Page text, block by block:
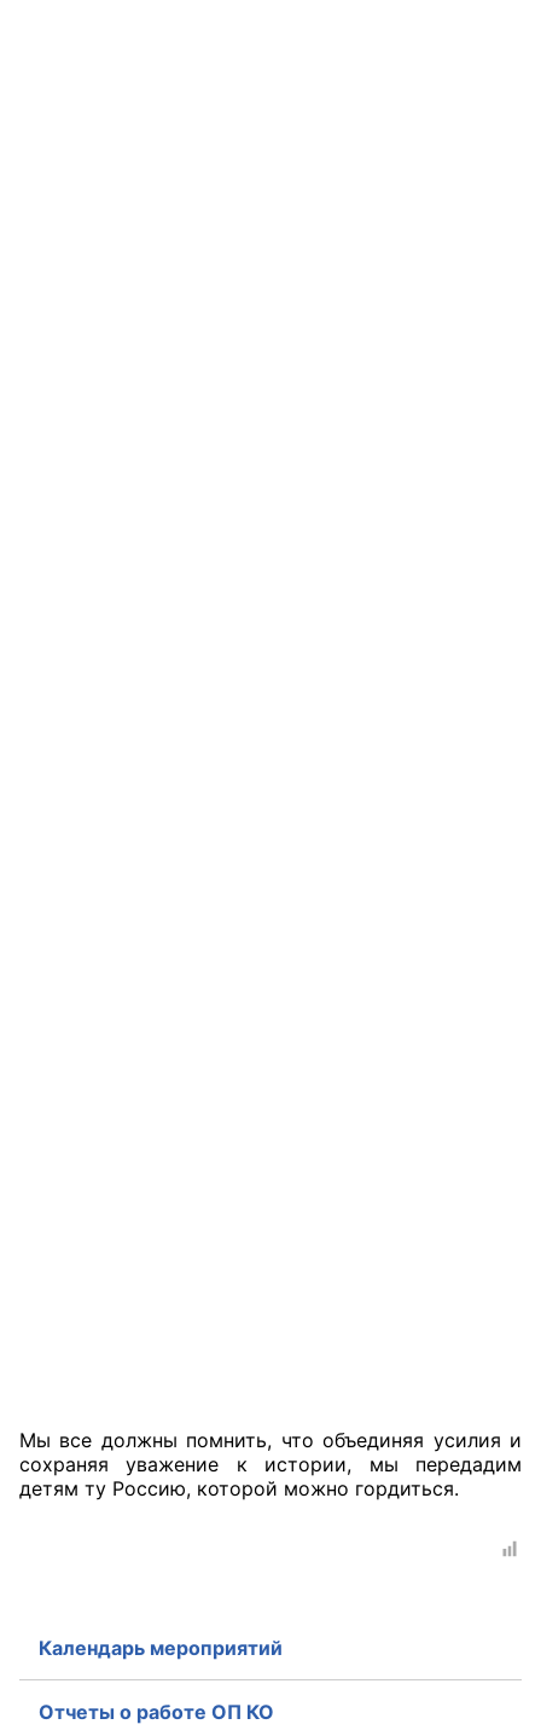
Мы все должны помнить, что объединяя усилия и
сохраняя уважение к истории, мы передадим
детям ту Россию, которой можно гордиться.
Календарь мероприятий
Отчеты о работе ОП КО